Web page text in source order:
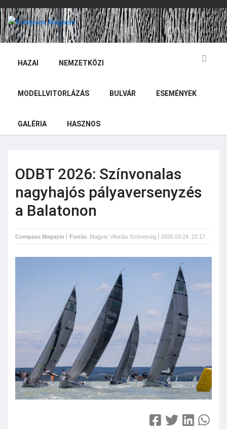
HAZAI NEMZETKÖZI
MODELLVITORLÁZÁS BULVÁR ESEMÉNYEK
GALÉRIA HASZNOS
ODBT 2026: Színvonalas
nagyhajós pályaversenyzés
a Balatonon
Compass Magazin Forrás: Magyar Vitorlás Szövetség 2026.03.24. 21:17